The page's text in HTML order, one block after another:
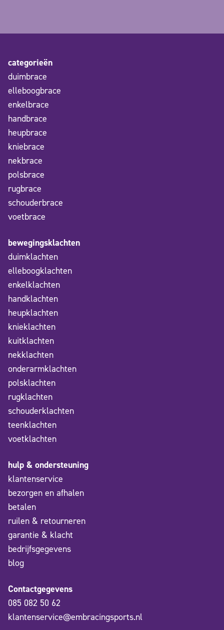
categorieën
duimbrace
elleboogbrace
enkelbrace
handbrace
heupbrace
kniebrace
nekbrace
polsbrace
rugbrace
schouderbrace
voetbrace
bewegingsklachten
duimklachten
elleboogklachten
enkelklachten
handklachten
heupklachten
knieklachten
kuitklachten
nekklachten
onderarmklachten
polsklachten
rugklachten
schouderklachten
teenklachten
voetklachten
hulp & ondersteuning
klantenservice
bezorgen en afhalen
betalen
ruilen & retourneren
garantie & klacht
bedrijfsgegevens
blog
Contactgegevens
085 082 50 62
klantenservice@embracingsports.nl